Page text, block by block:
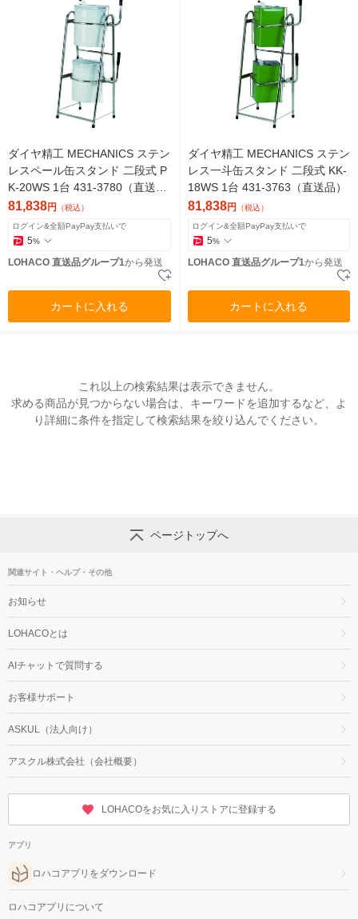
ダイヤ精工 MECHANICS ステン
レスペール缶スタンド 二段式 P
K-20WS 1台 431-3780（直送
品）
81,838円 （税込）
ログイン&全額PayPay支払いで
5%
LOHACO 直送品グループ1から発送
カートに入れる
ダイヤ精工 MECHANICS ステン
レス一斗缶スタンド 二段式 KK-
18WS 1台 431-3763（直送品）
81,838円 （税込）
ログイン&全額PayPay支払いで
5%
LOHACO 直送品グループ1から発送
カートに入れる
これ以上の検索結果は表示できません。
求める商品が見つからない場合は、キーワードを追加するなど、よ
り詳細に条件を指定して検索結果を絞り込んでください。
ページトップへ
関連サイト・ヘルプ・その他
お知らせ
LOHACOとは
AIチャットで質問する
お客様サポート
ASKUL（法人向け）
アスクル株式会社（会社概要）
LOHACOをお気に入りストアに登録する
アプリ
ロハコアプリをダウンロード
ロハコアプリについて